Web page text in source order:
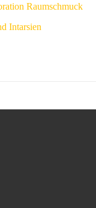
Raumschmuck
Intarsien